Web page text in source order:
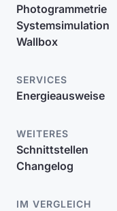
Photogrammetrie
Systemsimulation
Wallbox
SERVICES
Energieausweise
WEITERES
Schnittstellen
Changelog
IM VERGLEICH